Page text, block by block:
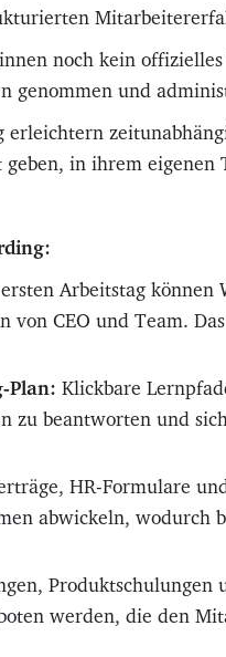
noch kein
genommen und
in ihrem eigenen
Arbeitstag
von CEO und Team.
Plan: Klickbare
zu beantworten und
HR-Formulare
abwickeln, wodurch
Produktschulungen
werden, die den